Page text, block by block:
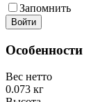
Запомнить
Войти
Особенности
Вес нетто
0.073 кг